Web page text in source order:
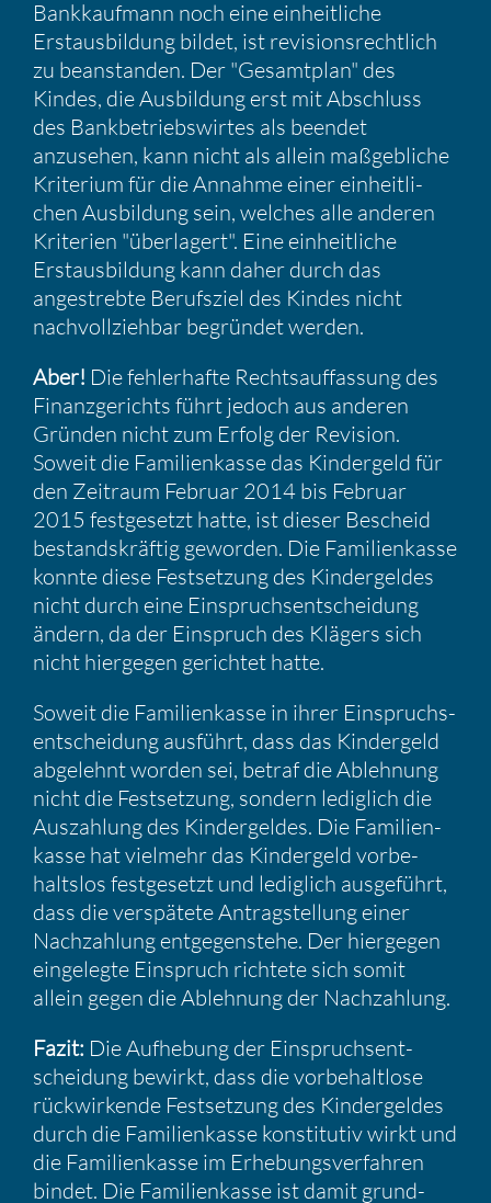
Bankkauf­mann noch eine einheit­liche
Erstaus­bil­dung bildet, ist revisi­ons­recht­lich
zu beanstanden. Der "Gesamt­plan" des
Kindes, die Ausbil­dung erst mit Abschluss
des Bankbe­triebs­wirtes als beendet
anzusehen, kann nicht als allein maßgeb­liche
Krite­rium für die Annahme einer einheit­li­
chen Ausbil­dung sein, welches alle anderen
Krite­rien "überla­gert". Eine einheit­liche
Erstaus­bil­dung kann daher durch das
angestrebte Berufs­ziel des Kindes nicht
nachvoll­ziehbar begründet werden.
Aber! Die fehler­hafte Rechts­auf­fas­sung des
Finanz­ge­richts führt jedoch aus anderen
Gründen nicht zum Erfolg der Revision.
Soweit die Famili­en­kasse das Kinder­geld für
den Zeitraum Februar 2014 bis Februar
2015 festge­setzt hatte, ist dieser Bescheid
bestands­kräftig geworden. Die Famili­en­kasse
konnte diese Festset­zung des Kinder­geldes
nicht durch eine Einspruchs­ent­schei­dung
ändern, da der Einspruch des Klägers sich
nicht hiergegen gerichtet hatte.
Soweit die Famili­en­kasse in ihrer Einspruchs­
ent­schei­dung ausführt, dass das Kinder­geld
abgelehnt worden sei, betraf die Ableh­nung
nicht die Festset­zung, sondern ledig­lich die
Auszah­lung des Kinder­geldes. Die Famili­en­
kasse hat vielmehr das Kinder­geld vorbe­
haltslos festge­setzt und ledig­lich ausge­führt,
dass die verspä­tete Antrag­stel­lung einer
Nachzah­lung entge­gen­stehe. Der hiergegen
einge­legte Einspruch richtete sich somit
allein gegen die Ableh­nung der Nachzah­lung.
Fazit: Die Aufhe­bung der Einspruchs­ent­
schei­dung bewirkt, dass die vorbe­halt­lose
rückwir­kende Festset­zung des Kinder­geldes
durch die Famili­en­kasse konsti­tutiv wirkt und
die Famili­en­kasse im Erhebungs­ver­fahren
bindet. Die Famili­en­kasse ist damit grund­